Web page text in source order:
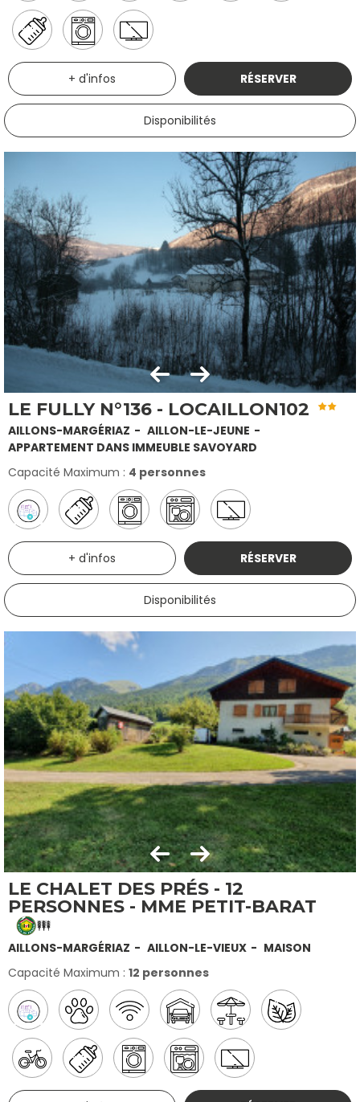
+ d'infos RÉSERVER
Disponibilités
LE FULLY N°136 - LOCAILLON102
AILLONS-MARGÉRIAZ
AILLON-LE-JEUNE
APPARTEMENT DANS IMMEUBLE SAVOYARD
Capacité Maximum : 4 personnes
+ d'infos RÉSERVER
Disponibilités
LE CHALET DES PRÉS - 12
PERSONNES - MME PETIT-BARAT
AILLONS-MARGÉRIAZ AILLON-LE-VIEUX
MAISON
Capacité Maximum : 12 personnes